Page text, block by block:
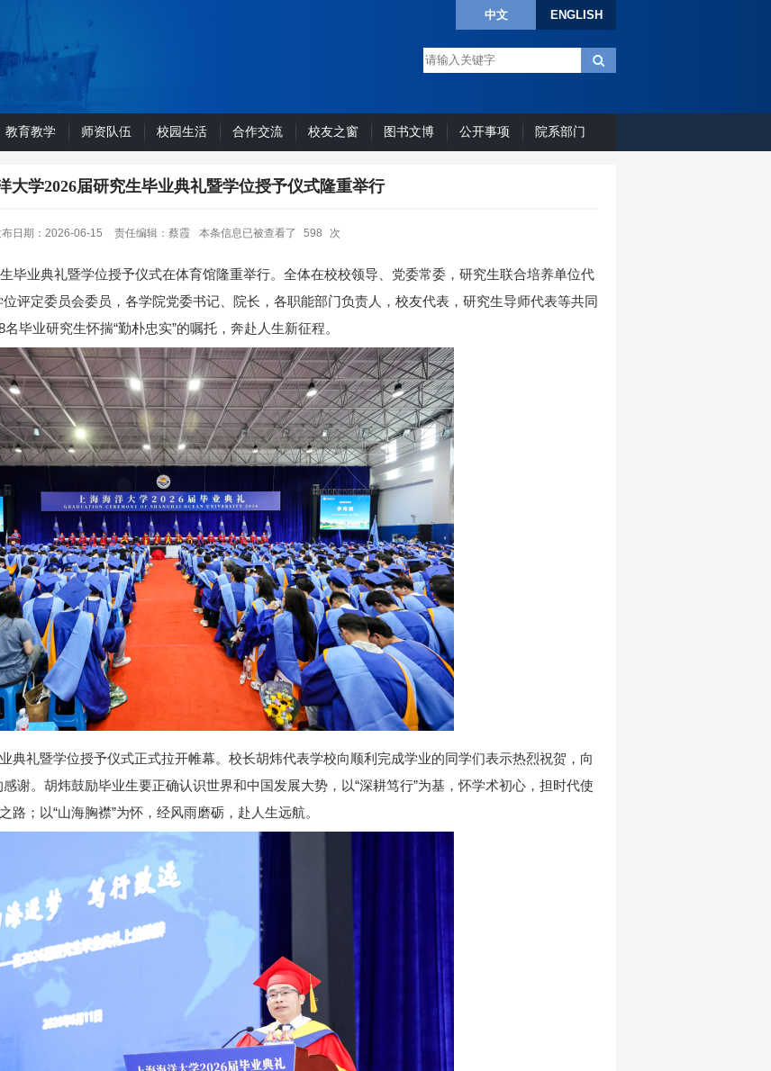
中文 ENGLISH
教育教学 师资队伍 校园生活 合作交流 校友之窗 图书文博 公开事项 院系部门
大学2026届研究生毕业典礼暨学位授予仪式隆重举行
布日期：2026-06-15 责任编辑：蔡霞 本条信息已被查看了 598 次
毕业典礼暨学位授予仪式在体育馆隆重举行。全体在校校领导、党委常委，研究生联合培养单位代
评定委员会委员，各学院党委书记、院长，各职能部门负责人，校友代表，研究生导师代表等共同
毕业研究生怀揣“勤朴忠实”的嘱托，奔赴人生新征程。
典礼暨学位授予仪式正式拉开帷幕。校长胡炜代表学校向顺利完成学业的同学们表示热烈祝贺，向
谢。胡炜鼓励毕业生要正确认识世界和中国发展大势，以“深耕笃行”为基，怀学术初心，担时代使
路；以“山海胸襟”为怀，经风雨磨砺，赴人生远航。